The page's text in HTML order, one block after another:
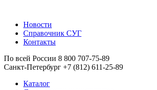
Новости
Справочник СУГ
Контакты
По всей России 8 800 707-75-89
Санкт-Петербург +7 (812) 611-25-89
Каталог